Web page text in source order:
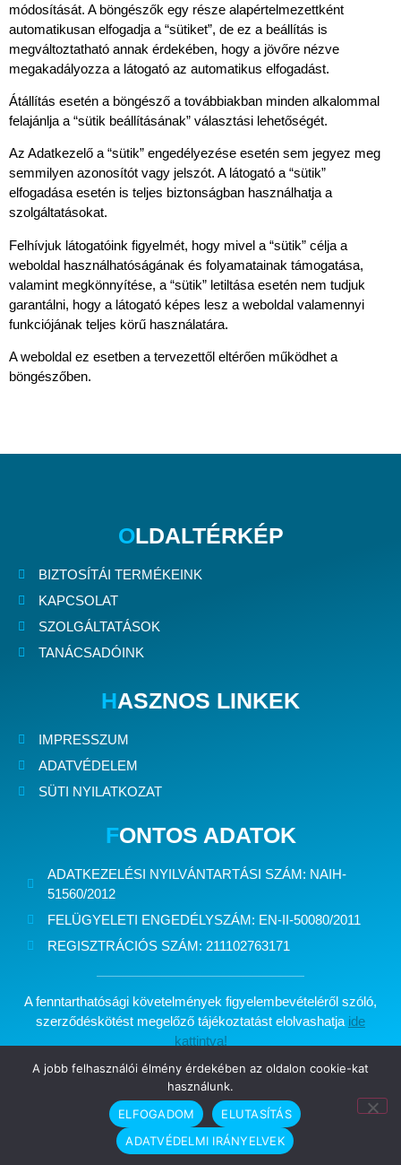
módosítását. A böngészők egy része alapértelmezettként
automatikusan elfogadja a “sütiket”, de ez a beállítás is
megváltoztatható annak érdekében, hogy a jövőre nézve
megakadályozza a látogató az automatikus elfogadást.
Átállítás esetén a böngésző a továbbiakban minden alkalommal
felajánlja a “sütik beállításának” választási lehetőségét.
Az Adatkezelő a “sütik” engedélyezése esetén sem jegyez meg
semmilyen azonosítót vagy jelszót. A látogató a “sütik”
elfogadása esetén is teljes biztonságban használhatja a
szolgáltatásokat.
Felhívjuk látogatóink figyelmét, hogy mivel a “sütik” célja a
weboldal használhatóságának és folyamatainak támogatása,
valamint megkönnyítése, a “sütik” letiltása esetén nem tudjuk
garantálni, hogy a látogató képes lesz a weboldal valamennyi
funkciójának teljes körű használatára.
A weboldal ez esetben a tervezettől eltérően működhet a
böngészőben.
OLDALTÉRKÉP
BIZTOSÍTÁI TERMÉKEINK
KAPCSOLAT
SZOLGÁLTATÁSOK
TANÁCSADÓINK
HASZNOS LINKEK
IMPRESSZUM
ADATVÉDELEM
SÜTI NYILATKOZAT
FONTOS ADATOK
ADATKEZELÉSI NYILVÁNTARTÁSI SZÁM: NAIH-
51560/2012
FELÜGYELETI ENGEDÉLYSZÁM: EN-II-50080/2011
REGISZTRÁCIÓS SZÁM: 211102763171
A fenntarthatósági követelmények figyelembevételéről szóló,
szerződéskötést megelőző tájékoztatást elolvashatja ide
kattintva!
Minden jog fenntartva: Kelet Brókerház Biztosítási Alkusz Kft.
Készítette:
A jobb felhasználói élmény érdekében az oldalon cookie-kat
használunk.
ELFOGADOM
ELUTASÍTÁS
ADATVÉDELMI IRÁNYELVEK